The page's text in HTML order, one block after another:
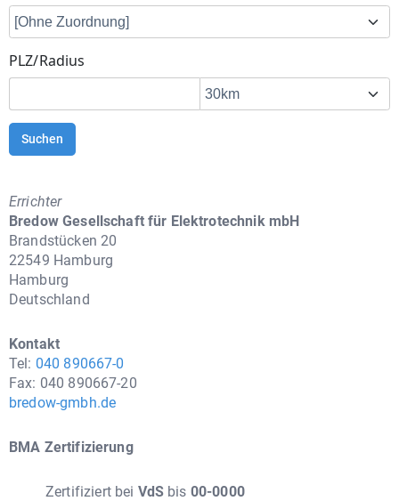
PLZ/Radius
Suchen
Errichter
Bredow Gesellschaft für Elektrotechnik mbH
Brandstücken 20
22549 Hamburg
Hamburg
Deutschland
Kontakt
Tel: 040 890667-0
Fax: 040 890667-20
bredow-gmbh.de
BMA Zertifizierung
Zertifiziert bei VdS bis 00-0000